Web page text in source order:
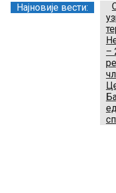
Најновије вести:
–